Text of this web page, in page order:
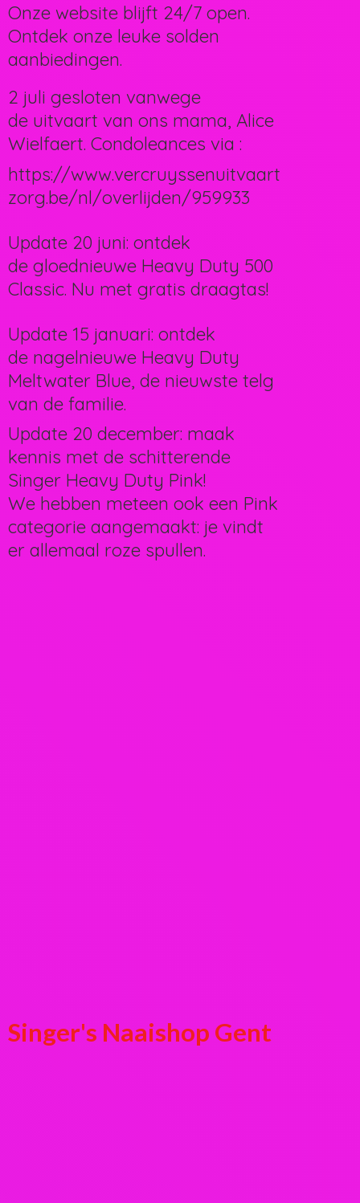
Singer's Naaishop Gent
Onze website blijft 24/7 open.
Ontdek onze leuke solden
aanbiedingen.
2 juli gesloten vanwege
de uitvaart van ons mama, Alice
Wielfaert. Condoleances via :
https://www.vercruyssenuitvaart
zorg.be/nl/overlijden/959933
Update 20 juni: ontdek
de gloednieuwe Heavy Duty 500
Classic. Nu met gratis draagtas!
Update 15 januari: ontdek
de nagelnieuwe Heavy Duty
Meltwater Blue, de nieuwste telg
van de familie.
Update 20 december: maak
kennis met de schitterende
Singer Heavy Duty Pink!
We hebben meteen ook een Pink
categorie aangemaakt: je vindt
er allemaal roze spullen.